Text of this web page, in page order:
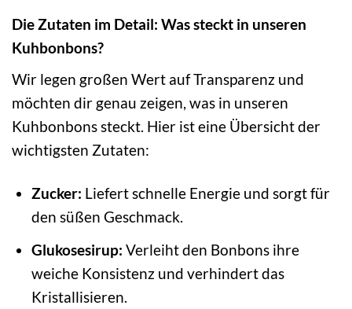
Die Zutaten im Detail: Was steckt in unseren
Kuhbonbons?
Wir legen großen Wert auf Transparenz und
möchten dir genau zeigen, was in unseren
Kuhbonbons steckt. Hier ist eine Übersicht der
wichtigsten Zutaten:
Zucker: Liefert schnelle Energie und sorgt für
den süßen Geschmack.
Glukosesirup: Verleiht den Bonbons ihre
weiche Konsistenz und verhindert das
Kristallisieren.